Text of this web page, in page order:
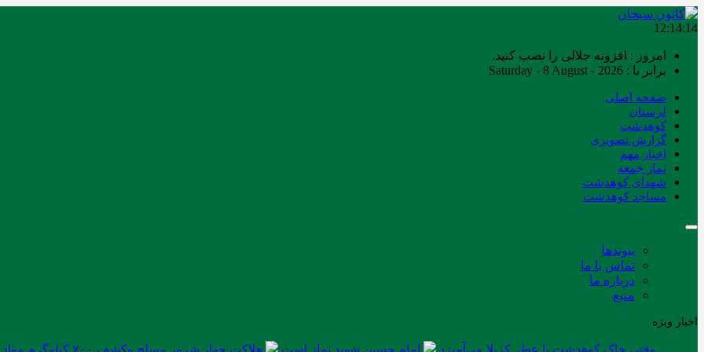
12:14:15
امروز : افزونه جلالی را نصب کنید.
برابر با : Saturday - 8 August - 2026
صفحه اصلی
لرستان
کوهدشت
گزارش تصویری
اخبار مهم
نماز جمعه
شهدای کوهدشت
مساجد کوهدشت
پیوندها
تماس با ما
درباره ما
منبع
اخبار ویژه
وقتی خاک کوهدشت با عطر کربلا می‌آمیزد امام حسین شهید نماز است هلاکت چهار شرور مسلح وکشف ۷۰۰ کیلوگرم مواد مخدر